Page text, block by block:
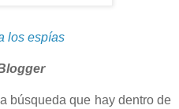
los espías
búsqueda que hay dentro de